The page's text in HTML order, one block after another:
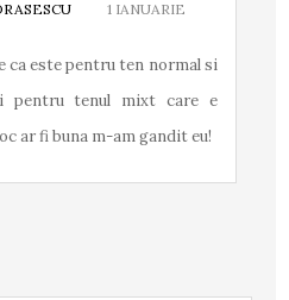
1 IANUARIE
ca este pentru ten normal si
pentru tenul mixt care e
ar fi buna m-am gandit eu!